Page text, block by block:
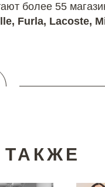
более 55
Furla, Lacoste,